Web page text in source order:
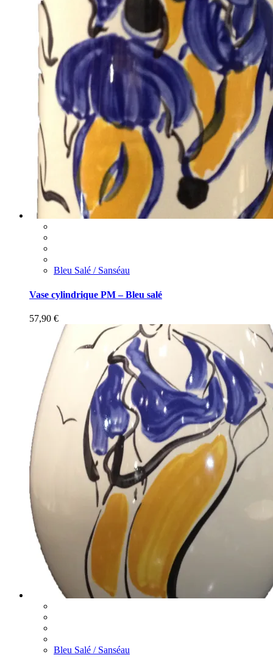
Bleu Salé / Sanséau
Vase cylindrique PM – Bleu salé
57,90 €
Bleu Salé / Sanséau